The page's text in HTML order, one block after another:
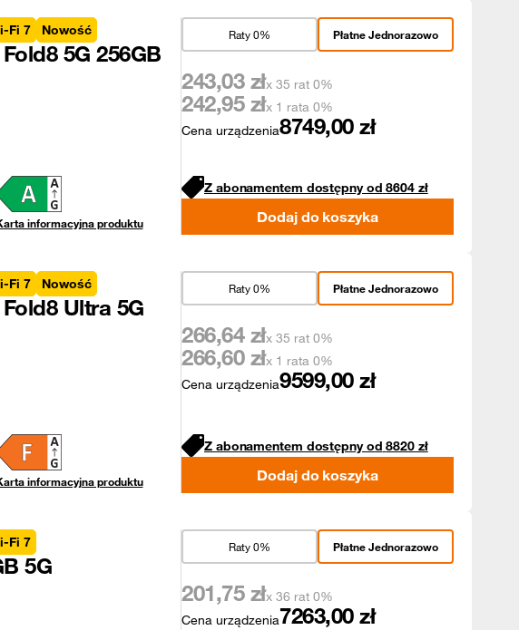
Fi 7 Nowość
5G 256GB
informacyjna produktu
Płatne Jednorazowo
Raty 0%
Cena urządzenia8749,00 zł
243,03 złx 35 rat 0%
242,95 złx 1 rata 0%
Z abonamentem dostępny od 8604 zł
Dodaj do koszyka
Fi 7 Nowość
Ultra 5G
informacyjna produktu
Płatne Jednorazowo
Raty 0%
Cena urządzenia9599,00 zł
266,64 złx 35 rat 0%
266,60 złx 1 rata 0%
Z abonamentem dostępny od 8820 zł
Dodaj do koszyka
Fi 7
5G
Płatne Jednorazowo
Raty 0%
Cena urządzenia7263,00 zł
201,75 złx 36 rat 0%